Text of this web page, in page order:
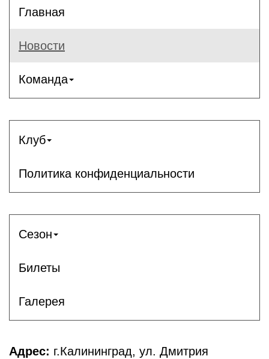
Главная
Новости
Команда
Клуб
Политика конфиденциальности
Сезон
Билеты
Галерея
Адрес: г.Калининград, ул. Дмитрия